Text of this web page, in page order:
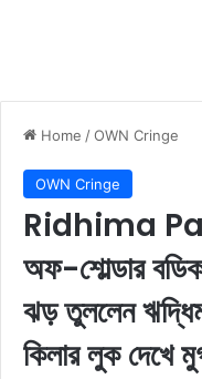
Home /OWN Cringe
OWN Cringe
Ridhima
অফ-শোল্ডার
ঝড় তুললেন
কিলার লুক দেখে